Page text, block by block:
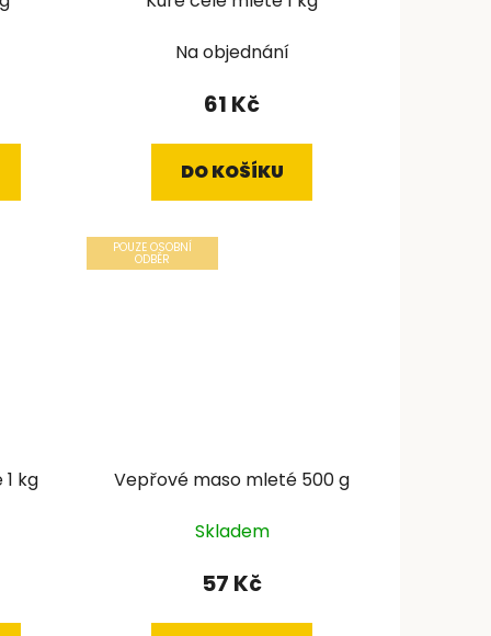
Na objednání
61 Kč
DO KOŠÍKU
kg
POUZE OSOBNÍ
ODBĚR
Vepřové maso mleté 500 g
Skladem
57 Kč